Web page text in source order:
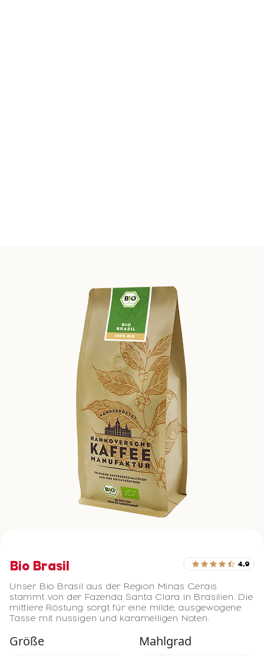
Bio Brasil 4,9
Unser Bio Brasil aus der Region Minas Gerais
stammt von der Fazenda Santa Clara in Brasilien. Die
mittlere Röstung sorgt für eine milde, ausgewogene
Tasse mit nussigen und karamelligen Noten.
Größe Mahlgrad